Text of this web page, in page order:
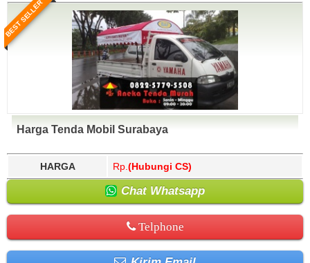
BEST SELLER
Harga Tenda Mobil Surabaya
HARGA Rp. (Hubungi CS)
Chat Whatsapp
Telphone